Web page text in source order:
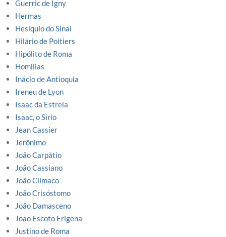
Guerric de Igny
Hermas
Hesiquio do Sinai
Hilário de Poitiers
Hipólito de Roma
Homilias
Inácio de Antioquia
Ireneu de Lyon
Isaac da Estrela
Isaac, o Sírio
Jean Cassier
Jerônimo
João Carpátio
João Cassiano
João Clímaco
João Crisóstomo
João Damasceno
Joao Escoto Erigena
Justino de Roma